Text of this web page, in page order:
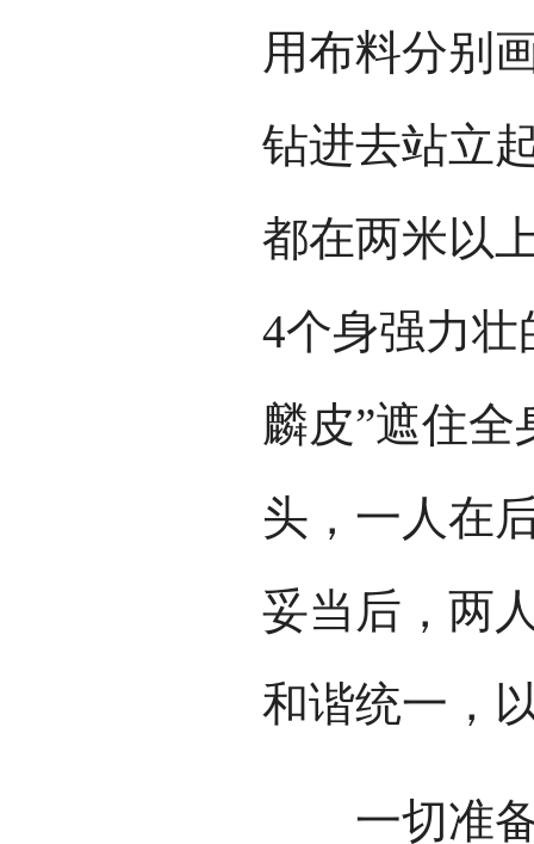
用布料分别
钻进去站立
都在两米以
4个身强力壮
麟皮”遮住
头，一人在
妥当后，两
和谐统一，
一切准备